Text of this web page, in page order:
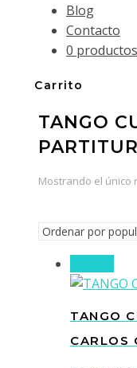
Blog
Contacto
0 productos
Carrito
TANGO
Mostrando el único
TANGO
CARLOS